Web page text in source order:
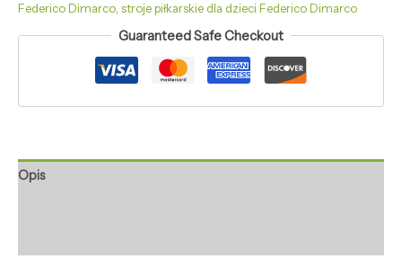
Federico Dimarco, stroje piłkarskie dla dzieci Federico Dimarco
Guaranteed Safe Checkout
Opis